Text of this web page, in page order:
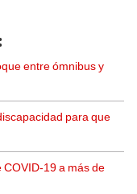
entre ómnibus y
para que
19 a más de